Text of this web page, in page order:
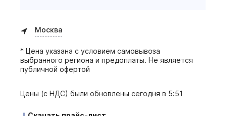
Москва
* Цена указана с условием самовывоза
выбранного региона и предоплаты. Не является
публичной офертой
Цены (с НДС) были обновленысегодня в 5:51